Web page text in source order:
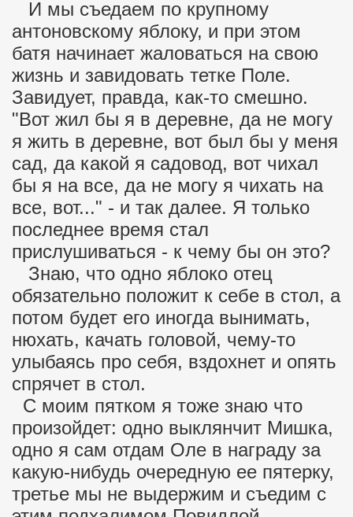
И мы съедаем по крупному
антоновскому яблоку, и при этом
батя начинает жаловаться на свою
жизнь и завидовать тетке Поле.
Завидует, правда, как-то смешно.
"Вот жил бы я в деревне, да не могу
я жить в деревне, вот был бы у меня
сад, да какой я садовод, вот чихал
бы я на все, да не могу я чихать на
все, вот..." - и так далее. Я только
последнее время стал
прислушиваться - к чему бы он это?
Знаю, что одно яблоко отец
обязательно положит к себе в стол, а
потом будет его иногда вынимать,
нюхать, качать головой, чему-то
улыбаясь про себя, вздохнет и опять
спрячет в стол.
С моим пятком я тоже знаю что
произойдет: одно выклянчит Мишка,
одно я сам отдам Оле в награду за
какую-нибудь очередную ее пятерку,
третье мы не выдержим и съедим с